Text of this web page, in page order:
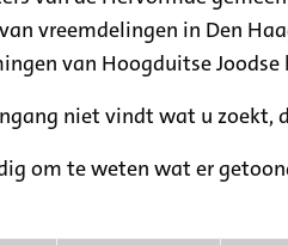
vreemdelingen in Den
van Hoogduitse Joodse
niet vindt wat u zoekt,
om te weten wat er